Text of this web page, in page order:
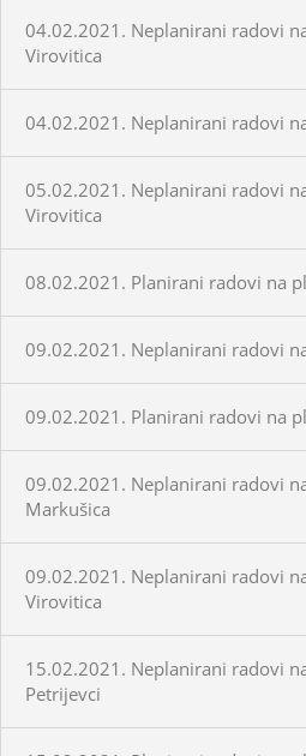
04.02.2021. Neplanirani radovi
Virovitica
04.02.2021. Neplanirani radovi
05.02.2021. Neplanirani radovi
Virovitica
08.02.2021. Planirani radovi na
09.02.2021. Neplanirani radovi
09.02.2021. Planirani radovi na
09.02.2021. Neplanirani radovi
Markušica
09.02.2021. Neplanirani radovi
Virovitica
15.02.2021. Neplanirani radovi
Petrijevci